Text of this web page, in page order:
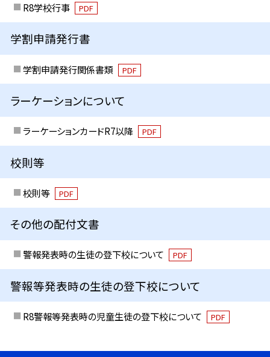
R8学校行事 PDF
学割申請発行書
学割申請発行関係書類 PDF
ラーケーションについて
ラーケーションカードR7以降 PDF
校則等
校則等 PDF
その他の配付文書
警報発表時の生徒の登下校について PDF
警報等発表時の生徒の登下校について
R8警報等発表時の児童生徒の登下校について PDF